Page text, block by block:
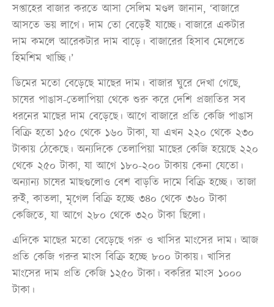
সপ্তাহের বাজার করতে আসা সেলিম মণ্ডল জানান, ‘বাজারে
আসতে ভয় লাগে। দাম তো বেড়েই যাচ্ছে। বাজারে একটার
দাম কমলে আরেকটার দাম বাড়ে। বাজারের হিসাব মেলেতে
হিমশিম খাচ্ছি।’
ডিমের মতো বেড়েছে মাছের দাম। বাজার ঘুরে দেখা গেছে,
চাষের পাঙাস-তেলাপিয়া থেকে শুরু করে দেশি প্রজাতির সব
ধরনের মাছের দাম বেড়েছে। আগে বাজারে প্রতি কেজি পাঙাস
বিক্রি হতো ১৫০ থেকে ১৬০ টাকা, যা এখন ২২০ থেকে ২৩০
টাকায় ঠেকেছে। অন্যদিকে তেলাপিয়া মাছের কেজি হয়েছে ২২০
থেকে ২৫০ টাকা, যা আগে ১৮০-২০০ টাকায় কেনা যেতো।
অন্যান্য চাষের মাছগুলোও বেশ বাড়তি দামে বিক্রি হচ্ছে। তাজা
রুই, কাতলা, মৃগেল বিক্রি হচ্ছে ৩৪০ থেকে ৩৬০ টাকা
কেজিতে, যা আগে ২৮০ থেকে ৩২০ টাকা ছিলো।
এদিকে মাছের মতো বেড়েছে গরু ও খাসির মাংসের দাম। আজ
প্রতি কেজি গরুর মাংস বিক্রি হচ্ছে ৮০০ টাকায়। খাসির
মাংসের দাম প্রতি কেজি ১২৫০ টাকা। বকরির মাংস ১০০০
টাকা।